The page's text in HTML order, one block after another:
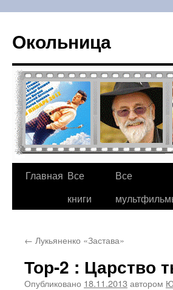
Окольница
Перейти
Главная Все
книги
Все
← Лукьяненко «Застава»
Тор-2 : Царство
Опубликовано 18.11.2013 автором